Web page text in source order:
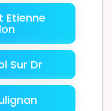
Etienne
Sur Dr